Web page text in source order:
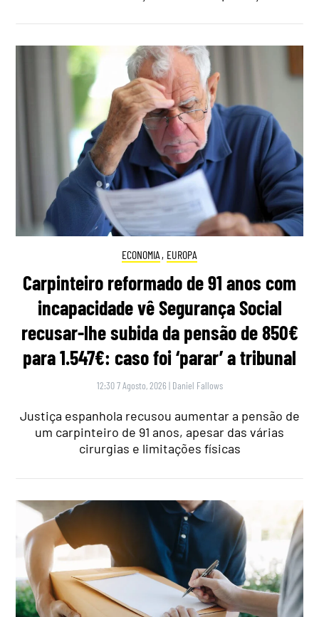
ECONOMIA , EUROPA
Carpinteiro reformado de 91 anos com
incapacidade vê Segurança Social
recusar-lhe subida da pensão de 850€
para 1.547€: caso foi ‘parar’ a tribunal
12:30 7 Agosto, 2026 | Daniel Fallows
Justiça espanhola recusou aumentar a pensão de
um carpinteiro de 91 anos, apesar das várias
cirurgias e limitações físicas